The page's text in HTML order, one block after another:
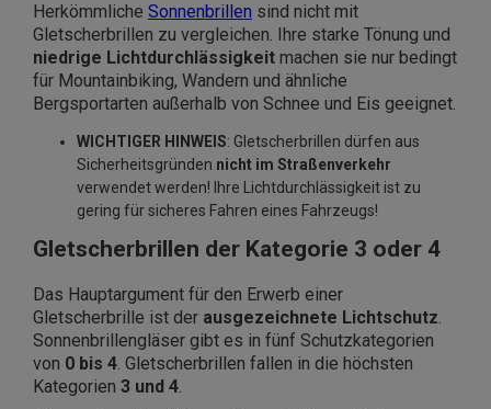
Herkömmliche Sonnenbrillen sind nicht mit
Gletscherbrillen zu vergleichen. Ihre starke Tönung und
niedrige Lichtdurchlässigkeit machen sie nur bedingt
für Mountainbiking, Wandern und ähnliche
Bergsportarten außerhalb von Schnee und Eis geeignet.
WICHTIGER HINWEIS: Gletscherbrillen dürfen aus
Sicherheitsgründen nicht im Straßenverkehr
verwendet werden! Ihre Lichtdurchlässigkeit ist zu
gering für sicheres Fahren eines Fahrzeugs!
Gletscherbrillen der Kategorie 3 oder 4
Das Hauptargument für den Erwerb einer
Gletscherbrille ist der ausgezeichnete Lichtschutz.
Sonnenbrillengläser gibt es in fünf Schutzkategorien
von 0 bis 4. Gletscherbrillen fallen in die höchsten
Kategorien 3 und 4.